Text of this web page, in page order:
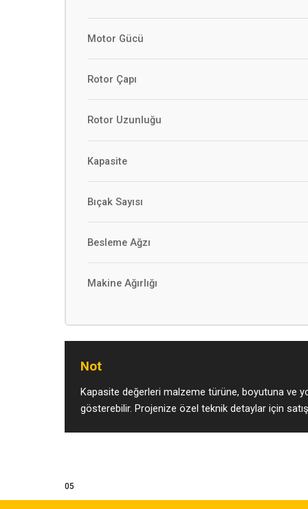
Motor Gücü
Rotor Çapı
Rotor Uzunluğu
Kapasite
Bıçak Sayısı
Besleme Ağzı
Makine Ağırlığı
Not
Kapasite değerleri malzeme türüne, boyutuna ve
gösterebilir. Projenize özel teknik detaylar için
05